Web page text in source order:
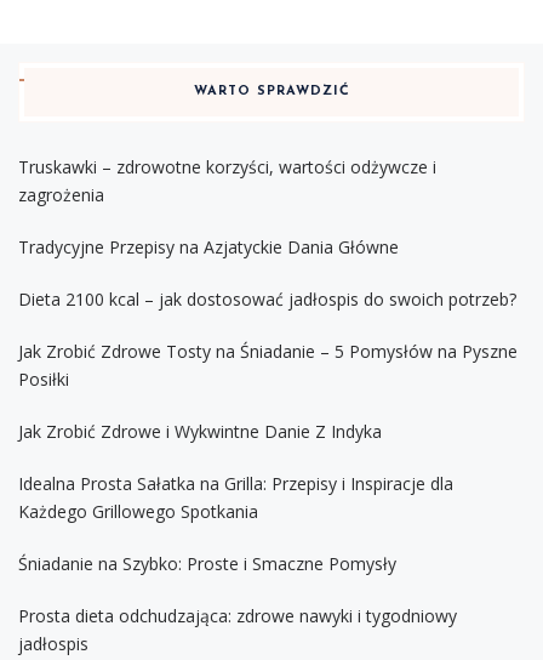
WARTO SPRAWDZIĆ
Truskawki – zdrowotne korzyści, wartości odżywcze i
zagrożenia
Tradycyjne Przepisy na Azjatyckie Dania Główne
Dieta 2100 kcal – jak dostosować jadłospis do swoich potrzeb?
Jak Zrobić Zdrowe Tosty na Śniadanie – 5 Pomysłów na Pyszne
Posiłki
Jak Zrobić Zdrowe i Wykwintne Danie Z Indyka
Idealna Prosta Sałatka na Grilla: Przepisy i Inspiracje dla
Każdego Grillowego Spotkania
Śniadanie na Szybko: Proste i Smaczne Pomysły
Prosta dieta odchudzająca: zdrowe nawyki i tygodniowy
jadłospis